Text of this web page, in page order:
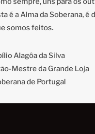
é a Alma da Soberana, é
somos feitos.
Alagôa da Silva
Mestre da Grande Loja
de Portugal